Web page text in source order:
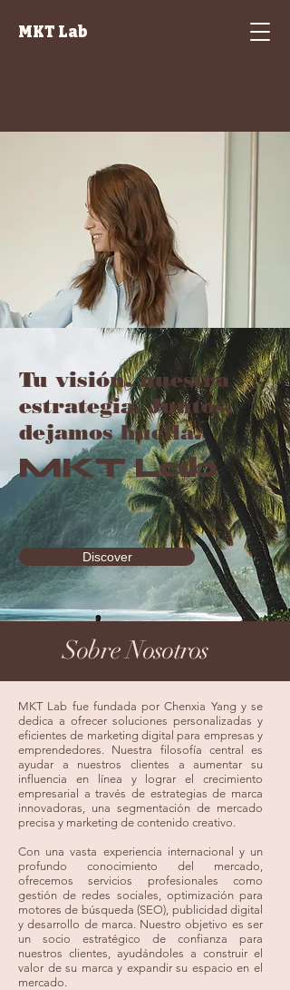
MKT Lab
Tu visión, nuestra
estrategia. Juntos,
dejamos huella.
MKT Lab
Discover
Sobre Nosotros
Descubrir
MKT Lab fue fundada por Chenxia Yang y se
dedica a ofrecer soluciones personalizadas y
eficientes de marketing digital para empresas y
emprendedores. Nuestra filosofía central es
ayudar a nuestros clientes a aumentar su
influencia en línea y lograr el crecimiento
empresarial a través de estrategias de marca
innovadoras, una segmentación de mercado
precisa y marketing de contenido creativo.
Con una vasta experiencia internacional y un
profundo conocimiento del mercado,
ofrecemos servicios profesionales como
gestión de redes sociales, optimización para
motores de búsqueda (SEO), publicidad digital
y desarrollo de marca. Nuestro objetivo es ser
un socio estratégico de confianza para
nuestros clientes, ayudándoles a construir el
valor de su marca y expandir su espacio en el
mercado.